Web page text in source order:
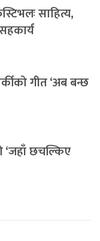
साहित्य,
गीत ‘अब बन्छ
‘जहाँ छचल्किए